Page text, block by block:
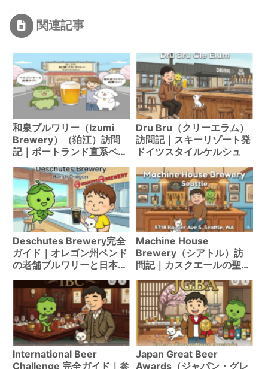
関連記事
和泉ブルワリー（Izumi
Brewery）（狛江）訪問
記｜ポートランド直系ベル
Dru Bru（クリーエラム）
訪問記｜スキーリゾート発
ドイツスタイルケルシュ
Deschutes Brewery完全
ガイド｜オレゴン州ベンド
の老舗ブルワリーと日本購
Machine House
Brewery（シアトル）訪
問記｜カスクエールの聖
体験
International Beer
Challenge 完全ガイド｜参
Japan Great Beer
Awards（ジャパン・グレ